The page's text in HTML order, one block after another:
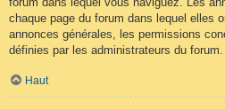
chaque page du forum dans lequel elles
annonces générales, les permissions
définies par les administrateurs du forum.
Haut